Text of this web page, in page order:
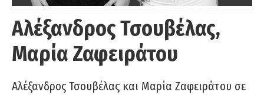
Αλέξανδρος Τσουβέλας,
Μαρία Ζαφειράτου
Αλέξανδρος Τσουβέλας και Μαρία Ζαφειράτου σε